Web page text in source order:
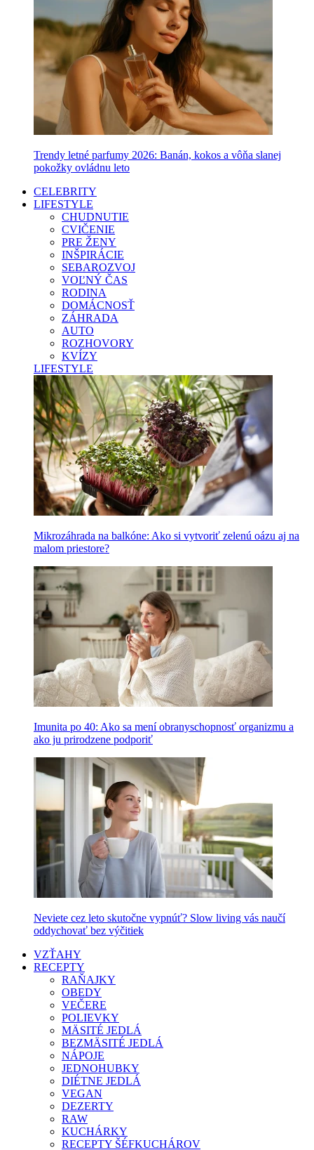
Trendy letné parfumy 2026: Banán, kokos a vôňa slanej
pokožky ovládnu leto
CELEBRITY
LIFESTYLE
CHUDNUTIE
CVIČENIE
PRE ŽENY
INŠPIRÁCIE
SEBAROZVOJ
VOĽNÝ ČAS
RODINA
DOMÁCNOSŤ
ZÁHRADA
AUTO
ROZHOVORY
KVÍZY
LIFESTYLE
Mikrozáhrada na balkóne: Ako si vytvoriť zelenú oázu aj na
malom priestore?
Imunita po 40: Ako sa mení obranyschopnosť organizmu a
ako ju prirodzene podporiť
Neviete cez leto skutočne vypnúť? Slow living vás naučí
oddychovať bez výčitiek
VZŤAHY
RECEPTY
RAŇAJKY
OBEDY
VEČERE
POLIEVKY
MÄSITÉ JEDLÁ
BEZMÄSITÉ JEDLÁ
NÁPOJE
JEDNOHUBKY
DIÉTNE JEDLÁ
VEGAN
DEZERTY
RAW
KUCHÁRKY
RECEPTY ŠÉFKUCHÁROV